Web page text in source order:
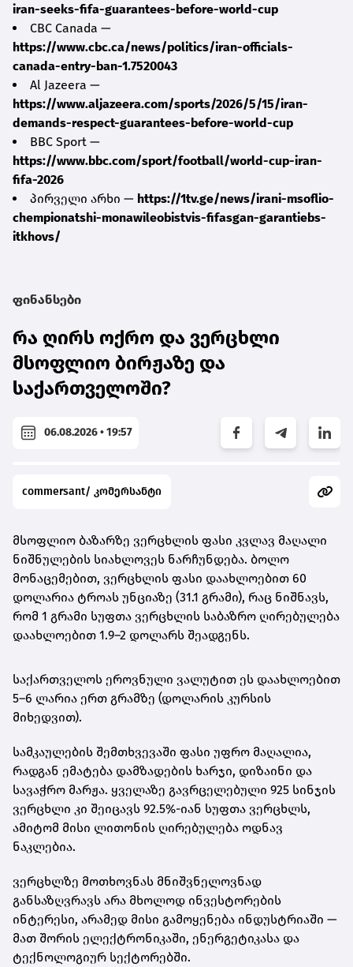
iran-seeks-fifa-guarantees-before-world-cup
CBC Canada —
https://www.cbc.ca/news/politics/iran-officials-
canada-entry-ban-1.7520043
Al Jazeera —
https://www.aljazeera.com/sports/2026/5/15/iran-
demands-respect-guarantees-before-world-cup
BBC Sport —
https://www.bbc.com/sport/football/world-cup-iran-
fifa-2026
პირველი არხი — https://1tv.ge/news/irani-msoflio-
chempionatshi-monawileobistvis-fifasgan-garantiebs-
itkhovs/
ფინანსები
რა ღირს ოქრო და ვერცხლი
მსოფლიო ბირჟაზე და
საქართველოში?
06.08.2026 • 19:57
commersant/ კომერსანტი
მსოფლიო ბაზარზე ვერცხლის ფასი კვლავ მაღალი
ნიშნულების სიახლოვეს ნარჩუნდება. ბოლო
მონაცემებით, ვერცხლის ფასი დაახლოებით 60
დოლარია ტროას უნციაზე (31.1 გრამი), რაც ნიშნავს,
რომ 1 გრამი სუფთა ვერცხლის საბაზრო ღირებულება
დაახლოებით 1.9–2 დოლარს შეადგენს.
საქართველოს ეროვნული ვალუტით ეს დაახლოებით
5–6 ლარია ერთ გრამზე (დოლარის კურსის
მიხედვით).
სამკაულების შემთხვევაში ფასი უფრო მაღალია,
რადგან ემატება დამზადების ხარჯი, დიზაინი და
სავაჭრო მარჟა. ყველაზე გავრცელებული 925 სინჯის
ვერცხლი კი შეიცავს 92.5%-იან სუფთა ვერცხლს,
ამიტომ მისი ლითონის ღირებულება ოდნავ
ნაკლებია.
ვერცხლზე მოთხოვნას მნიშვნელოვნად
განსაზღვრავს არა მხოლოდ ინვესტორების
ინტერესი, არამედ მისი გამოყენება ინდუსტრიაში —
მათ შორის ელექტრონიკაში, ენერგეტიკასა და
ტექნოლოგიურ სექტორებში.